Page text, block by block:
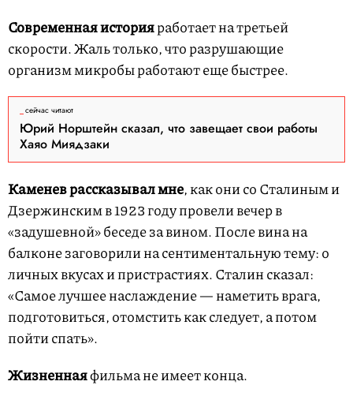
Современная историяработает на третьей
скорости. Жаль только, что разрушающие
организм микробы работают еще быстрее.
сейчас читают
Юрий Норштейн сказал, что завещает свои работы
Хаяо Миядзаки
Каменев рассказывал мне, как они со Сталиным и
Дзержинским в 1923 году провели вечер в
«задушевной» беседе за вином. После вина на
балконе заговорили на сентиментальную тему: о
личных вкусах и пристрастиях. Сталин сказал:
«Самое лучшее наслаждение — наметить врага,
подготовиться, отомстить как следует, а потом
пойти спать».
Жизненнаяфильма не имеет конца.